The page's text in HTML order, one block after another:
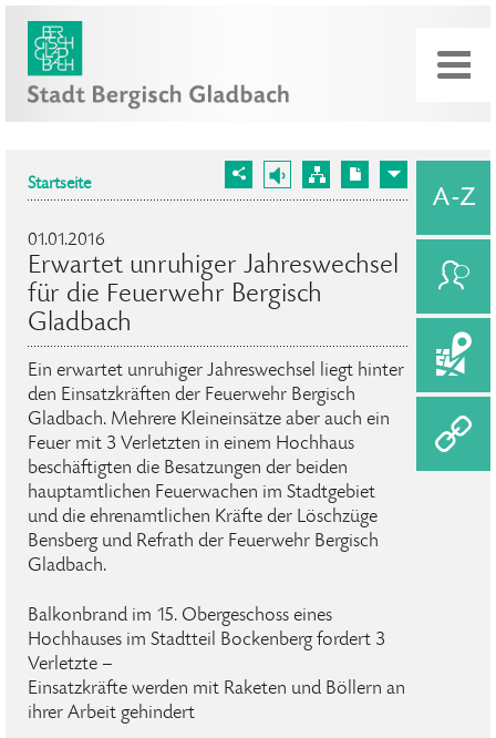
Startseite
01.01.2016
Erwartet unruhiger Jahreswechsel
für die Feuerwehr Bergisch
Gladbach
Ein erwartet unruhiger Jahreswechsel liegt hinter
den Einsatzkräften der Feuerwehr Bergisch
Gladbach. Mehrere Kleineinsätze aber auch ein
Feuer mit 3 Verletzten in einem Hochhaus
beschäftigten die Besatzungen der beiden
hauptamtlichen Feuerwachen im Stadtgebiet
und die ehrenamtlichen Kräfte der Löschzüge
Bensberg und Refrath der Feuerwehr Bergisch
Gladbach.
Balkonbrand im 15. Obergeschoss eines
Hochhauses im Stadtteil Bockenberg fordert 3
Verletzte –
Einsatzkräfte werden mit Raketen und Böllern an
ihrer Arbeit gehindert